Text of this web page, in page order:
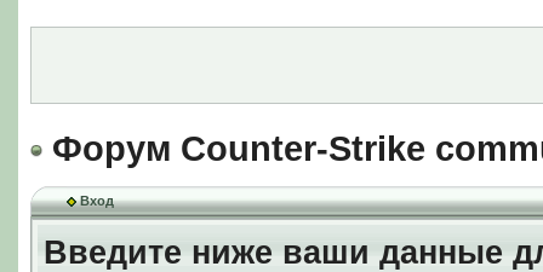
Форум Counter-Strike
Вход
Введите ниже ваши данные